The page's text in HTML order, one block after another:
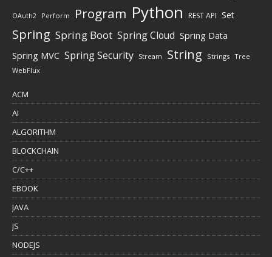
OAuth2 Perform Program Python REST API Set
Spring Spring Boot Spring Cloud Spring Data
Spring MVC Spring Security Stream String Strings Tree
WebFlux
ACM
AI
ALGORITHM
BLOCKCHAIN
C/C++
EBOOK
JAVA
JS
NODEJS